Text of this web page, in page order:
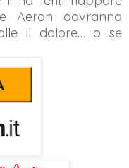
Aeron dovranno
il dolore… o se